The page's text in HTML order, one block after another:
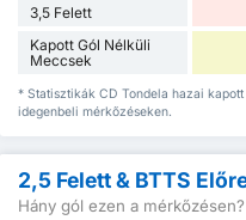
3,5 Felett
Kapott Gól Nélküli
Meccsek
* Statisztikák CD Tondela hazai
idegenbeli mérkőzéseken.
2,5 Felett & BTTS
Hány gól ezen a mérkőzésen?